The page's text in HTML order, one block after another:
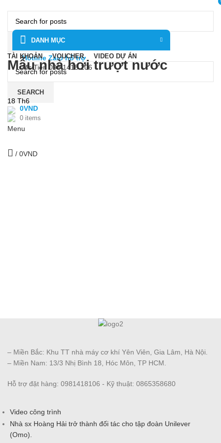
SEARCH
Hotline Zalo hỗ trợ
Ms Tiên 098.1418.106
0 items
0VND
Menu
/ 0VND
DANH MỤC
TÀI KHOẢN VOUCHER VIDEO DỰ ÁN
SEARCH
Mẫu nhà hơi trượt nước
18 Th6
– Miền Bắc: Khu TT nhà máy cơ khí Yên Viên, Gia Lâm, Hà Nội.
– Miền Nam: 13/3 Nhị Bình 18, Hóc Môn, TP HCM.
Hỗ trợ đặt hàng: 0981418106 - Kỹ thuật: 0865358680
Video công trình
Nhà sx Hoàng Hải trở thành đối tác cho tập đoàn Unilever
(Omo).